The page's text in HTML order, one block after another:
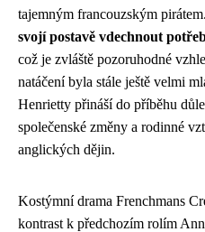
tajemným francouzským pirátem.
svojí postavě vdechnout
což je zvláště pozoruhodné
natáčení byla stále ještě velmi
Henrietty přináší do příběhu
společenské změny a rodinné
anglických dějin.
Kostýmní drama Frenchmans
kontrast k předchozím rolím